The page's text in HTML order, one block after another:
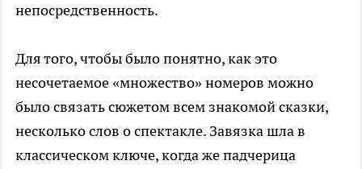
непосредственность.
Для того, чтобы было понятно, как это
несочетаемое «множество» номеров можно
было связать сюжетом всем знакомой сказки,
несколько слов о спектакле. Завязка шла в
классическом ключе, когда же падчерица